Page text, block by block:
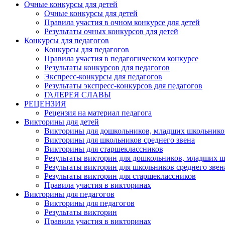
Очные конкурсы для детей
Очные конкурсы для детей
Правила участия в очном конкурсе для детей
Результаты очных конкурсов для детей
Конкурсы для педагогов
Конкурсы для педагогов
Правила участия в педагогическом конкурсе
Результаты конкурсов для педагогов
Экспресс-конкурсы для педагогов
Результаты экспресс-конкурсов для педагогов
ГАЛЕРЕЯ СЛАВЫ
РЕЦЕНЗИЯ
Рецензия на материал педагога
Викторины для детей
Викторины для дошкольников, младших
Викторины для школьников среднего звена
Викторины для старшеклассников
Результаты викторин для дошкольников, младших
Результаты викторин для школьников среднего
Результаты викторин для старшеклассников
Правила участия в викторинах
Викторины для педагогов
Викторины для педагогов
Результаты викторин
Правила участия в викторинах